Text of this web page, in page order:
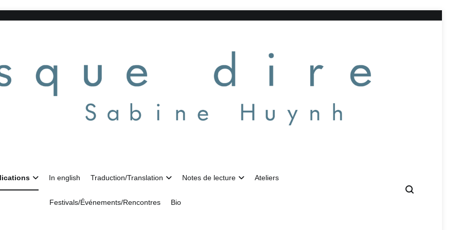
In english Traduction/Translation Notes de lecture Ateliers
Festivals/Événements/Rencontres Bio